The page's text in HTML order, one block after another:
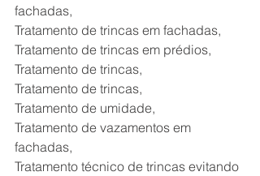
fachadas,
Tratamento de trincas em fachadas,
Tratamento de trincas em prédios,
Tratamento de trincas,
Tratamento de trincas,
Tratamento de umidade,
Tratamento de vazamentos em
fachadas,
Tratamento técnico de trincas evitando